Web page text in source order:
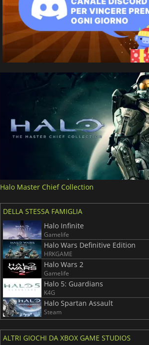
Halo Master Chief Collection
DELLA STESSA FAMIGLIA
Halo Infinite
Gamelife
Halo Wars Definitive Edition
HRKGAME
Halo Wars 2
Gamelife
Halo 5: Guardians
K4G
Halo Spartan Assault
Steam
ALTRI GIOCHI DA XBOX GAME STUDIOS